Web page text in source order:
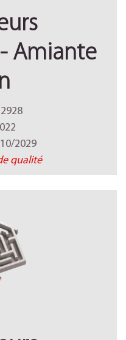
Amiante
2029
qualité